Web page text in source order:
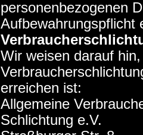
personenbezogenen
Aufbewahrungspflicht
Wir weisen darauf
erreichen ist:
Allgemeine
Schlichtung e.V.